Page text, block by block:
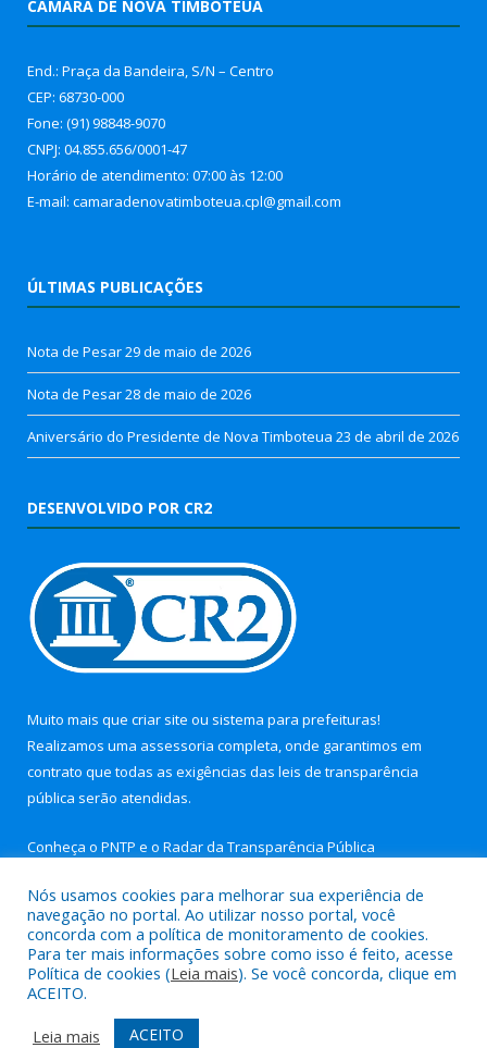
CÂMARA DE NOVA TIMBOTEUA
End.: Praça da Bandeira, S/N – Centro
CEP: 68730-000
Fone: (91) 98848-9070
CNPJ: 04.855.656/0001-47
Horário de atendimento: 07:00 às 12:00
E-mail: camaradenovatimboteua.cpl@gmail.com
ÚLTIMAS PUBLICAÇÕES
Nota de Pesar29 de maio de 2026
Nota de Pesar28 de maio de 2026
Aniversário do Presidente de Nova Timboteua 23 de abril de 2026
DESENVOLVIDO POR CR2
Muito mais que criar site ou sistema para prefeituras!
Realizamos uma assessoria completa, onde garantimos em
contrato que todas as exigências das leis de transparência
pública serão atendidas.
Conheça o PNTP e o Radar da Transparência Pública
Todos os direitos reservados a Câmara Municipal de Nova
Timboteua.
Mapa do Site
Acessar Área Administrativa
Nós usamos cookies para melhorar sua experiência de
navegação no portal. Ao utilizar nosso portal, você
concorda com a política de monitoramento de cookies.
Para ter mais informações sobre como isso é feito, acesse
Política de cookies (Leia mais). Se você concorda, clique em
ACEITO.
Leia mais
ACEITO